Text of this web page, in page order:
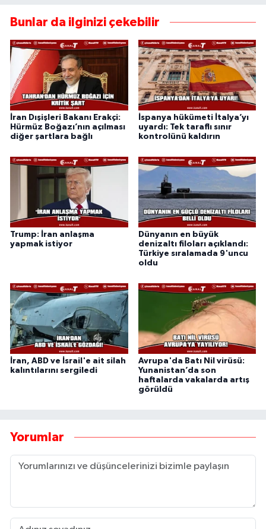
Bunlar da ilginizi çekebilir
İran Dışişleri Bakanı Erakçi:
Hürmüz Boğazı’nın açılması
diğer şartlara bağlı
İspanya hükümeti İtalya’yı
uyardı: Tek taraflı sınır
kontrolünü kaldırın
Trump: İran anlaşma
yapmak istiyor
Dünyanın en büyük
denizaltı filoları açıklandı:
Türkiye sıralamada 9'uncu
oldu
İran, ABD ve İsrail'e ait silah
kalıntılarını sergiledi
Avrupa'da Batı Nil virüsü:
Yunanistan’da son
haftalarda vakalarda artış
görüldü
Yorumlar